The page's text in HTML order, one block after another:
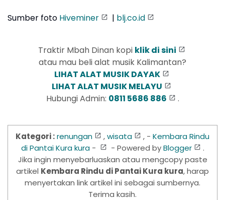
Sumber foto Hiveminer | blj.co.id
Traktir Mbah Dinan kopi klik di sini
atau mau beli alat musik Kalimantan?
LIHAT ALAT MUSIK DAYAK
LIHAT ALAT MUSIK MELAYU
Hubungi Admin: 0811 5686 886 .
Kategori :renungan ,wisata , - Kembara Rindu
di Pantai Kura kura- - Powered byBlogger
.
Jika ingin menyebarluaskan atau mengcopy paste
artikel Kembara Rindu di Pantai Kura kura, harap
menyertakan link artikel ini sebagai sumbernya.
Terima kasih.